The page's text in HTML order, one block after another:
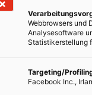
Emissionen
werden die
Wunschziel,
Webbrowsers und
Analysesoftware
Statistikerstellung
Targeting/
Facebook Inc.,